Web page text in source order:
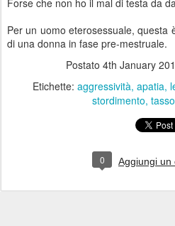
Forse che non ho il mal di testa da
Per un uomo eterosessuale, questa
di una donna in fase pre-mestruale.
Postato 4th January
Etichette: aggressività apatia
stordimento
0 Aggiungi un